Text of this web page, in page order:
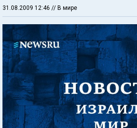
31.08.2009 12:46 // В мире